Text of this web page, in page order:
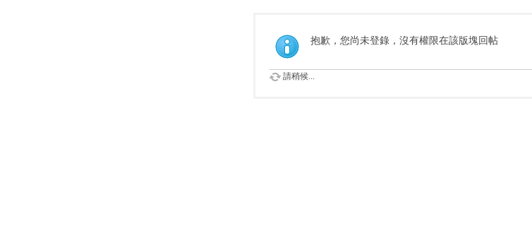
索
抱歉，您尚未登錄，沒有權限在該版塊回帖
請稍候...